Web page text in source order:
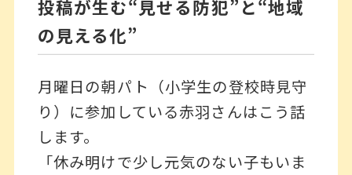
投稿が生む“見せる防犯”と“地域
の見える化”
月曜日の朝パト（小学生の登校時見守
り）に参加している赤羽さんはこう話
します。
「休み明けで少し元気のない子もいま